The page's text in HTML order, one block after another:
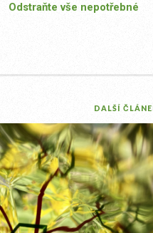
Odstraňte vše nepotřebné
DALŠÍ